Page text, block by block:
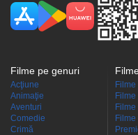
Filme pe genuri
Acţiune
Animaţie
Aventuri
Comedie
Crimă